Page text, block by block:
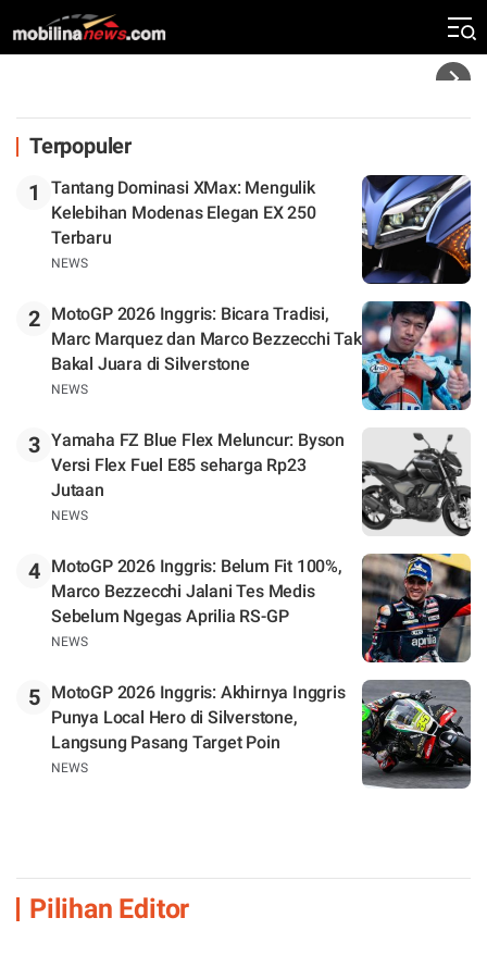
Rekor Kecepatan Silverstone!
Terpopuler
1
Tantang Dominasi XMax: Mengulik
Kelebihan Modenas Elegan EX 250
Terbaru
NEWS
2
MotoGP 2026 Inggris: Bicara Tradisi,
Marc Marquez dan Marco Bezzecchi Tak
Bakal Juara di Silverstone
NEWS
3 Yamaha FZ Blue Flex Meluncur: Byson
Versi Flex Fuel E85 seharga Rp23
Jutaan
NEWS
4
MotoGP 2026 Inggris: Belum Fit 100%,
Marco Bezzecchi Jalani Tes Medis
Sebelum Ngegas Aprilia RS-GP
NEWS
5
MotoGP 2026 Inggris: Akhirnya Inggris
Punya Local Hero di Silverstone,
Langsung Pasang Target Poin
NEWS
Pilihan Editor